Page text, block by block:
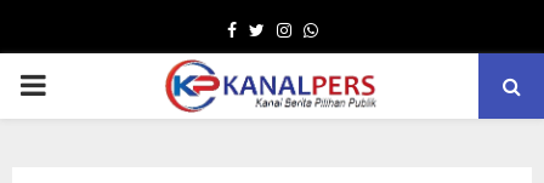
Facebook
TwitterInstagram
Whatsapp
PRIMARY